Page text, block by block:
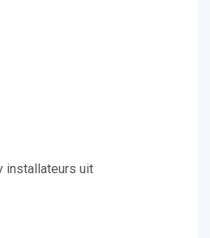
installateurs uit